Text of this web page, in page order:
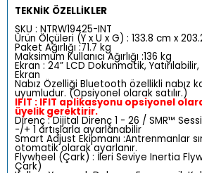
TEKNİK ÖZELLİKLER
SKU : NTRW19425-INT
Ürün Ölçüleri (Y x U x G) : 133.8 cm x
Paket Ağırlığı :71.7 kg
Maksimum Kullanıcı Ağırlığı :136 kg
Ekran : 24” LCD Dokunmatik,
Ekran
Nabız Özelliği Bluetooth özellikli nabız
uyumludur. (Opsiyonel olarak satılır.)
IFIT : IFIT aplikasyonu opsiyonel
üyelik gerektirir.
Direnç : Dijital Direnç 1 - 26 / SMR™
-/+ 1 artışlarla ayarlanabilir
Smart Adjust Ekipmanı :Antrenmanlar
otomatik olarak ayarlanır.
Flywheel (Çark) : İleri Seviye Inertia
Çark)